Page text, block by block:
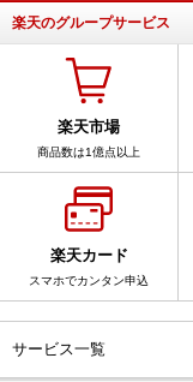
楽天のグループサービス
楽天市場
商品数は1億点以上
楽天カード
スマホでカンタン申込
サービス一覧